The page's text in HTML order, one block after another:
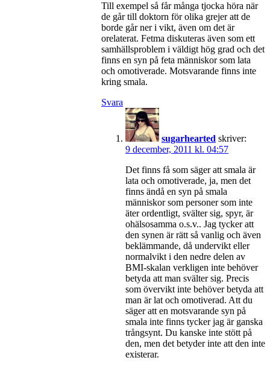
Till exempel så får många tjocka höra när
de går till doktorn för olika grejer att de
borde går ner i vikt, även om det är
orelaterat. Fetma diskuteras även som ett
samhällsproblem i väldigt hög grad och det
finns en syn på feta människor som lata
och omotiverade. Motsvarande finns inte
kring smala.
Svara
sugarhearted skriver:
9 december, 2011 kl. 04:57
Det finns få som säger att smala är
lata och omotiverade, ja, men det
finns ändå en syn på smala
människor som personer som inte
äter ordentligt, svälter sig, spyr, är
ohälsosamma o.s.v.. Jag tycker att
den synen är rätt så vanlig och även
beklämmande, då undervikt eller
normalvikt i den nedre delen av
BMI-skalan verkligen inte behöver
betyda att man svälter sig. Precis
som övervikt inte behöver betyda att
man är lat och omotiverad. Att du
säger att en motsvarande syn på
smala inte finns tycker jag är ganska
trångsynt. Du kanske inte stött på
den, men det betyder inte att den inte
existerar.